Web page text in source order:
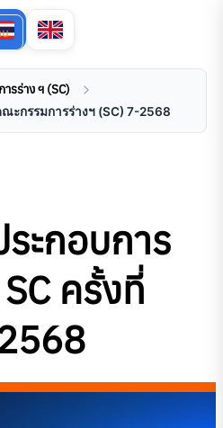
รร่าง ฯ (SC)
ะกรรมการร่างฯ (SC) 7-2568
ระกอบการ
ครั้งที่